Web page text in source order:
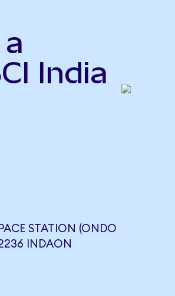
India
STATION (ONDO
INDAON